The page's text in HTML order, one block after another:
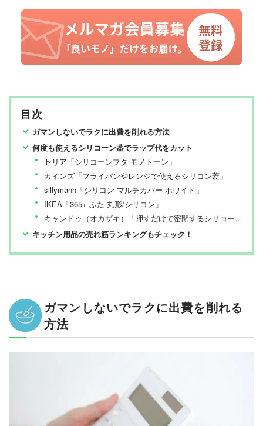
目次
ガマンしないでラクに出費を削れる方法
何度も使えるシリコーン葢でラップ代をカット
セリア「シリコーンフタ モノトーン」
カインズ「フライパンやレンジで使えるシリコン蓋」
sillymann「シリコン マルチカバー ホワイト」
IKEA「365+ ふた 丸形/シリコン」
キャンドゥ（オカザキ）「押すだけで密閉するシリコーンラップ蓋」
キッチン用品の売れ筋ランキングもチェック！
ガマンしないでラクに出費を削れる
方法